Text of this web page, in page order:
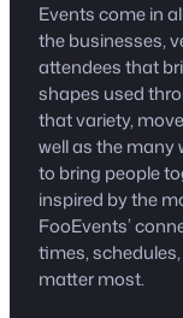
Events come in
the businesses,
attendees that
shapes used
that variety,
well as the many
to bring people
inspired by the
FooEvents’
times,
matter most.